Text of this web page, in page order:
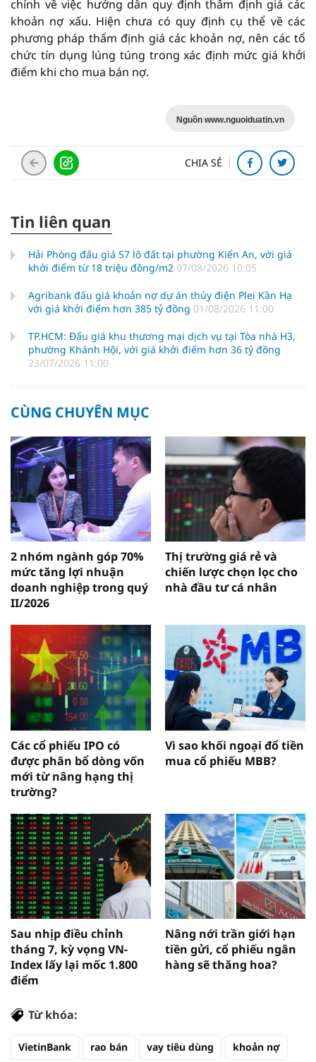
chính về việc hướng dẫn quy định thẩm định giá các
khoản nợ xấu. Hiện chưa có quy định cụ thể về các
phương pháp thẩm định giá các khoản nợ, nên các tổ
chức tín dụng lúng túng trong xác định mức giá khởi
điểm khi cho mua bán nợ.
Nguồn www.nguoiduatin.vn
CHIA SẺ
Tin liên quan
Hải Phòng đấu giá 57 lô đất tại phường Kiến An, với giá
khởi điểm từ 18 triệu đồng/m2 07/08/2026 10:05
Agribank đấu giá khoản nợ dự án thủy điện Plei Kần Hạ
với giá khởi điểm hơn 385 tỷ đồng 01/08/2026 11:00
TP.HCM: Đấu giá khu thương mại dịch vụ tại Tòa nhà H3,
phường Khánh Hội, với giá khởi điểm hơn 36 tỷ đồng
23/07/2026 11:00
CÙNG CHUYÊN MỤC
2 nhóm ngành góp 70%
mức tăng lợi nhuận
doanh nghiệp trong quý
II/2026
Thị trường giá rẻ và
chiến lược chọn lọc cho
nhà đầu tư cá nhân
Các cổ phiếu IPO có
được phân bổ dòng vốn
mới từ nâng hạng thị
trường?
Vì sao khối ngoại đổ tiền
mua cổ phiếu MBB?
Sau nhịp điều chỉnh
tháng 7, kỳ vọng VN-
Index lấy lại mốc 1.800
điểm
Nâng nới trần giới hạn
tiền gửi, cổ phiếu ngân
hàng sẽ thăng hoa?
Từ khóa:
VietinBank rao bán vay tiêu dùng khoản nợ